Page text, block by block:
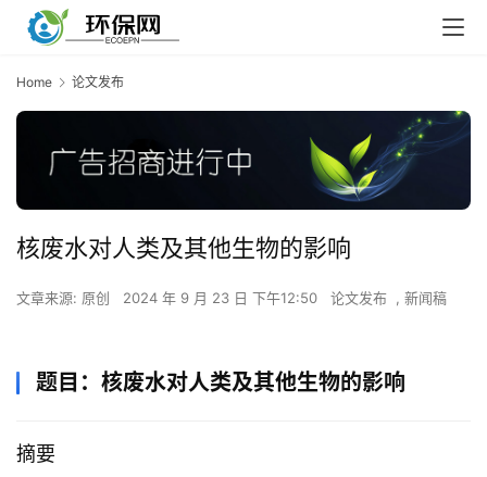
Home 论文发布
核废水对人类及其他生物的影响
文章来源: 原创 2024 年 9 月 23 日 下午12:50 论文发布 , 新闻稿
题目：核废水对人类及其他生物的影响
摘要